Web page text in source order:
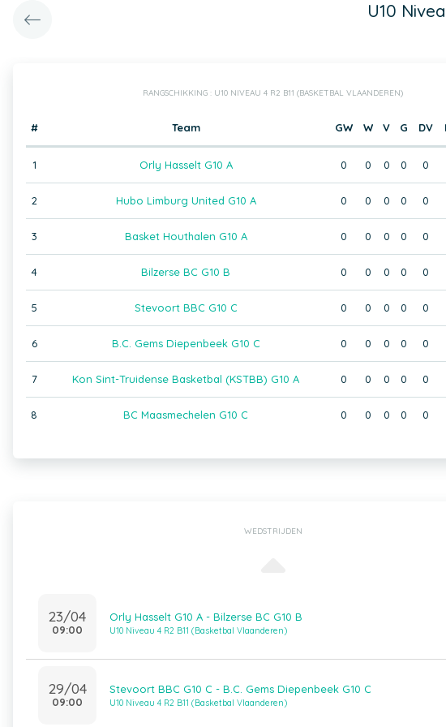
U10
RANGSCHIKKING : U10 NIVEAU 4 R2 B11 (BASKETBAL VLAANDEREN)
# Team GW W V G DV
1 Orly Hasselt G10 A 0 0 0 0 0
2 Hubo Limburg United G10 A 0 0 0 0 0
3 Basket Houthalen G10 A 0 0 0 0 0
4 Bilzerse BC G10 B 0 0 0 0 0
5 Stevoort BBC G10 C 0 0 0 0 0
6 B.C. Gems Diepenbeek G10 C 0 0 0 0 0
7 Kon Sint-Truidense Basketbal (KSTBB) G10 A 0 0 0 0 0
8 BC Maasmechelen G10 C 0 0 0 0 0
WEDSTRIJDEN
23/04
09:00
Orly Hasselt G10 A - Bilzerse BC G10 B
U10 Niveau 4 R2 B11 (Basketbal Vlaanderen)
29/04
09:00
Stevoort BBC G10 C - B.C. Gems Diepenbeek G10 C
U10 Niveau 4 R2 B11 (Basketbal Vlaanderen)